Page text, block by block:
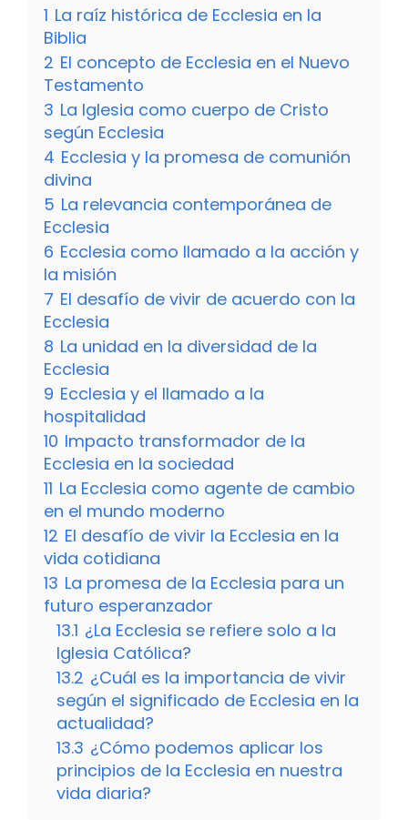
1 La raíz histórica de Ecclesia en la
Biblia
2 El concepto de Ecclesia en el Nuevo
Testamento
3 La Iglesia como cuerpo de Cristo
según Ecclesia
4 Ecclesia y la promesa de comunión
divina
5 La relevancia contemporánea de
Ecclesia
6 Ecclesia como llamado a la acción y
la misión
7 El desafío de vivir de acuerdo con la
Ecclesia
8 La unidad en la diversidad de la
Ecclesia
9 Ecclesia y el llamado a la
hospitalidad
10 Impacto transformador de la
Ecclesia en la sociedad
11 La Ecclesia como agente de cambio
en el mundo moderno
12 El desafío de vivir la Ecclesia en la
vida cotidiana
13 La promesa de la Ecclesia para un
futuro esperanzador
13.1 ¿La Ecclesia se refiere solo a la
Iglesia Católica?
13.2 ¿Cuál es la importancia de vivir
según el significado de Ecclesia en la
actualidad?
13.3 ¿Cómo podemos aplicar los
principios de la Ecclesia en nuestra
vida diaria?